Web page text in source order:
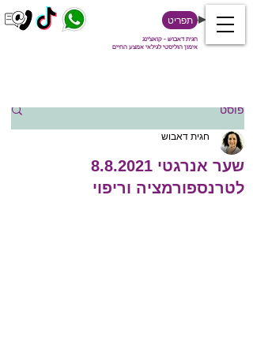
חגית דאבוש - קואצ'ינג
אימון הוליסטי לגילאי אמצע החיים
תפריט
פוסט
שער אנרגטי 8.8.2021
לטרנספורמציה וריפוי
חגית דאבוש